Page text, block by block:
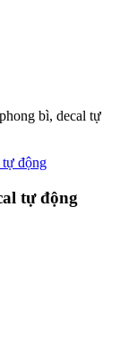
bì, decal tự
tự động